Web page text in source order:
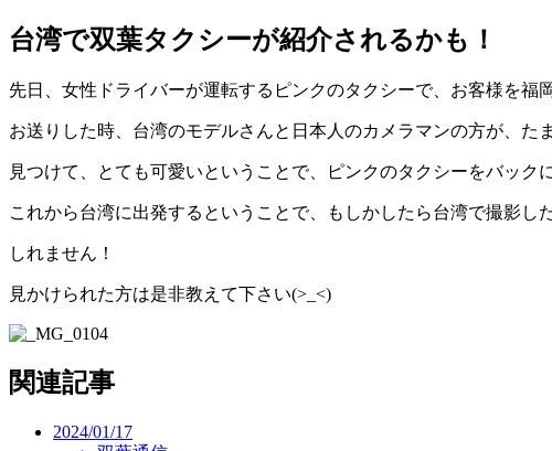
台湾で双葉タクシーが紹介されるかも！
先日、女性ドライバーが運転するピンクのタクシーで、お客様を福
お送りした時、台湾のモデルさんと日本人のカメラマンの方が、た
見つけて、とても可愛いということで、ピンクのタクシーをバック
これから台湾に出発するということで、もしかしたら台湾で撮影し
しれません！
見かけられた方は是非教えて下さい(>_<)
関連記事
2024/01/17